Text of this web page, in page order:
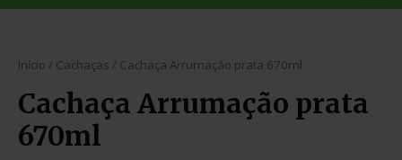
Início / Cachaças / Cachaça Arrumação prata 670ml
Cachaça Arrumação prata
670ml